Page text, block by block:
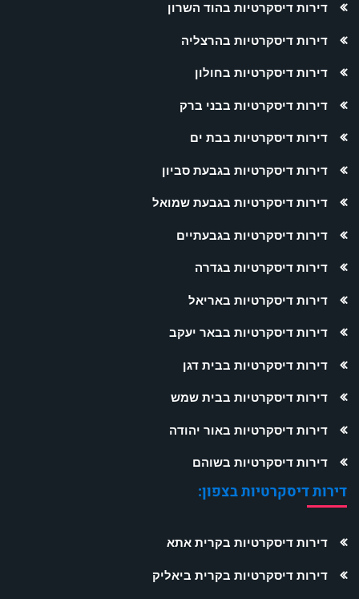
דירות דיסקרטיות בהוד השרון
דירות דיסקרטיות בהרצליה
דירות דיסקרטיות בחולון
דירות דיסקרטיות בבני ברק
דירות דיסקרטיות בבת ים
דירות דיסקרטיות בגבעת סביון
דירות דיסקרטיות בגבעת שמואל
דירות דיסקרטיות בגבעתיים
דירות דיסקרטיות בגדרה
דירות דיסקרטיות באריאל
דירות דיסקרטיות בבאר יעקב
דירות דיסקרטיות בבית דגן
דירות דיסקרטיות בבית שמש
דירות דיסקרטיות באור יהודה
דירות דיסקרטיות בשוהם
דירות דיסקרטיות בצפון:
דירות דיסקרטיות בקרית אתא
דירות דיסקרטיות בקרית ביאליק